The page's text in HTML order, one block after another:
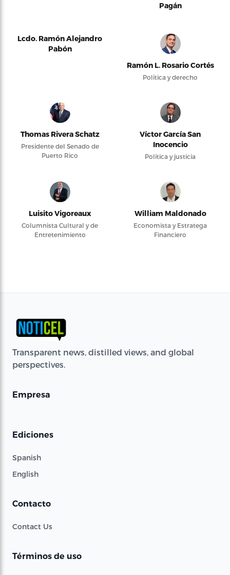
Pagán
Lcdo. Ramón Alejandro
Pabón
Ramón L. Rosario Cortés
Política y derecho
Thomas Rivera Schatz
Presidente del Senado de
Puerto Rico
Víctor García San
Inocencio
Política y justicia
Luisito Vigoreaux
Columnista Cultural y de
Entretenimiento
William Maldonado
Economista y Estratega
Financiero
Transparent news, distilled views, and global
perspectives.
Empresa
Ediciones
Spanish
English
Contacto
Contact Us
Términos de uso